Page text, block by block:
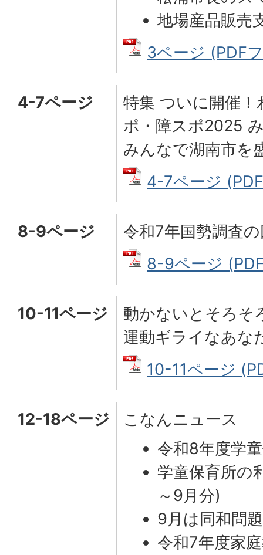
地場産品販売
3ページ (PDF
4-7ページ
特集 ついに開催！
ポ・障スポ2025
みんなで湖南市を
4-7ページ
8-9ページ
令和7年国勢調査
8-9ページ
10-11ページ
動かないとそろそ
運動ギライなあな
10-11ページ
12-18ページ
こなんニュース
令和8年度学
学童保育所の
～9月分)
9月は同和問
令和7年度家